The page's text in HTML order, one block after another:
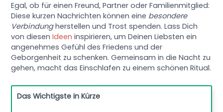
Egal, ob für einen Freund, Partner oder Familienmitglied:
Diese kurzen Nachrichten können eine besondere
Verbindungherstellen und Trost spenden. Lass Dich
von diesenIdeen inspirieren, um Deinen Liebsten ein
angenehmes Gefühl des Friedens und der
Geborgenheit zu schenken. Gemeinsam in die Nacht zu
gehen, macht das Einschlafen zu einem schönen Ritual.
Das Wichtigste in Kürze